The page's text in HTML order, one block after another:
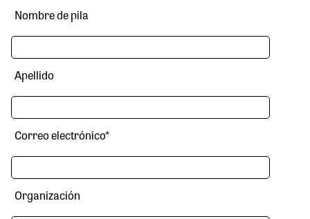
Nombre de pila
Apellido
Correo electrónico*
Organización